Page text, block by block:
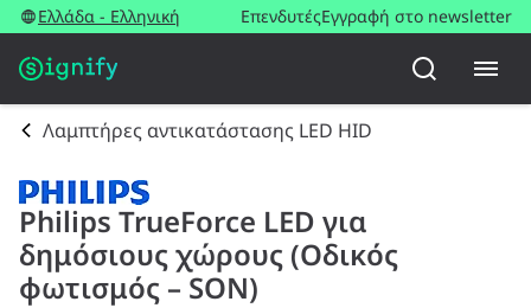
Ελλάδα - Ελληνική ΕπενδυτέςΕγγραφή στο newsletter
Λαμπτήρες αντικατάστασης LED HID
Philips TrueForce LED για
δημόσιους χώρους (Οδικός
φωτισμός – SON)